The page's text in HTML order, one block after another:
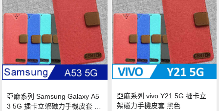
亞麻系列 Samsung Galaxy A5
3 5G 插卡立架磁力手機皮套 藍
亞麻系列 vivo Y21 5G 插卡立
架磁力手機皮套 黑色